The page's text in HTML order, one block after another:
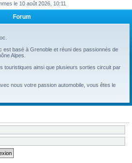
le 10 août 2026, 10:11
Forum
est basé à Grenoble et réuni des passionnés de
Alpes.
touristiques ainsi que plusieurs sorties circuit par
nous votre passion automobile, vous êtes le